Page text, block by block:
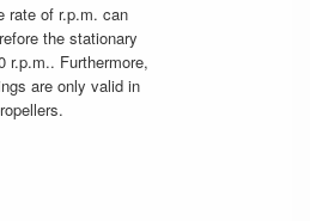
rate of r.p.m. can
the stationary
r.p.m.. Furthermore,
are only valid in